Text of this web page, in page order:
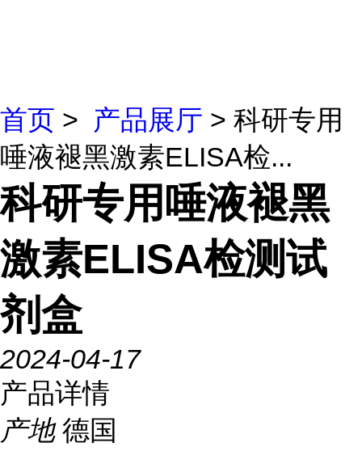
首页 > 产品展厅 > 科研专用
唾液褪黑激素ELISA检...
科研专用唾液褪黑
激素ELISA检测试
剂盒
2024-04-17
产品详情
产地 德国